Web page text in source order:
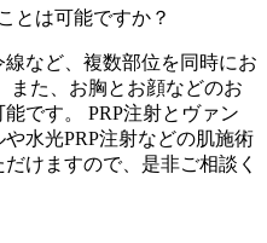
とは可能ですか？
など、複数部位を同時にお
また、お胸とお顔などのお
です。 PRP注射とヴァン
水光PRP注射などの肌施術
けますので、是非ご相談く